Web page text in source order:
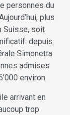
personnes du
plus
Suisse, soit
depuis
Simonetta
admises
environ.
arrivant en
trop